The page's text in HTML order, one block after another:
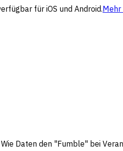
für iOS und Android.Mehr
Daten den "Fumble" bei